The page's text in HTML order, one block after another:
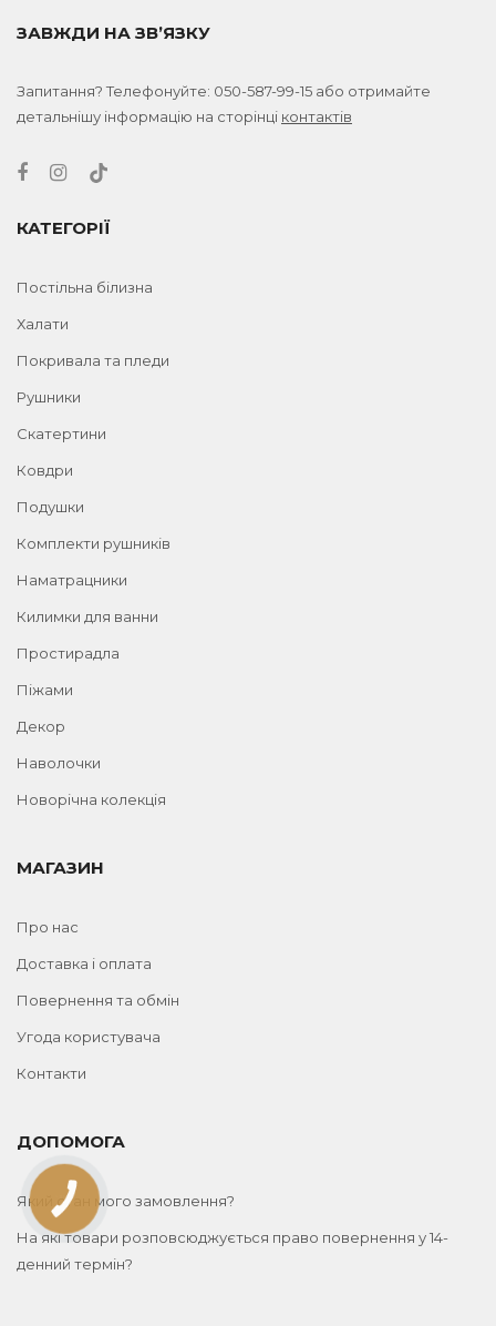
ЗАВЖДИ НА ЗВ’ЯЗКУ
Запитання? Телефонуйте: 050-587-99-15 або отримайте
детальнішу інформацію на сторінці контактів
КАТЕГОРІЇ
Постільна білизна
Халати
Покривала та пледи
Рушники
Скатертини
Ковдри
Подушки
Комплекти рушників
Наматрацники
Килимки для ванни
Простирадла
Піжами
Декор
Наволочки
Новорічна колекція
МАГАЗИН
Про нас
Доставка і оплата
Повернення та обмін
Угода користувача
Контакти
ДОПОМОГА
Який стан мого замовлення?
На які товари розповсюджується право повернення у 14-
денний термін?
КНОПКА
ЗВ'ЯЗКУ